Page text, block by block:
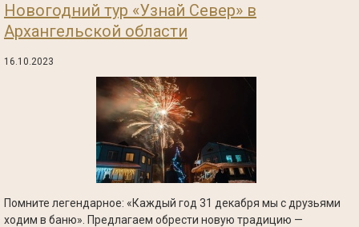
Новогодний тур «Узнай Север» в
Архангельской области
16.10.2023
Помните легендарное: «Каждый год 31 декабря мы с друзьями
ходим в баню». Предлагаем обрести новую традицию —